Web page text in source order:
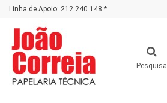
Linha de Apoio: 212 240 148 *
Pesquisa